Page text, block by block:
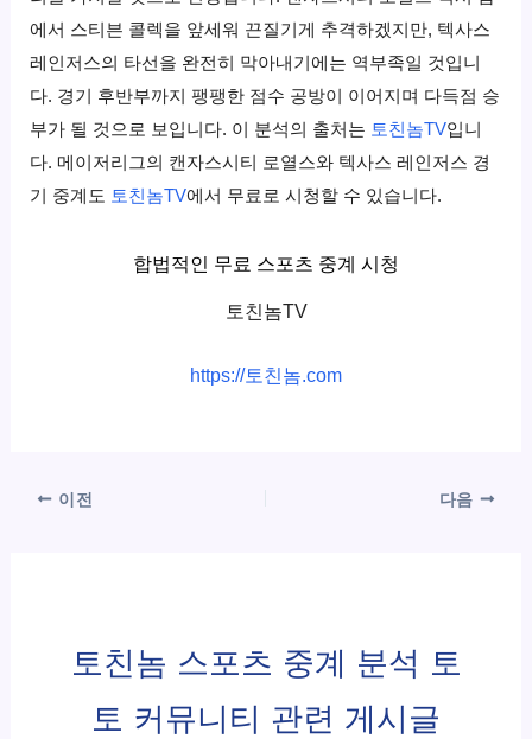
에서 스티븐 콜렉을 앞세워 끈질기게 추격하겠지만, 텍사스
레인저스의 타선을 완전히 막아내기에는 역부족일 것입니
다. 경기 후반부까지 팽팽한 점수 공방이 이어지며 다득점 승
부가 될 것으로 보입니다. 이 분석의 출처는 토친놈TV입니
다. 메이저리그의 캔자스시티 로열스와 텍사스 레인저스 경
기 중계도 토친놈TV에서 무료로 시청할 수 있습니다.
합법적인 무료 스포츠 중계 시청
토친놈TV
https://토친놈.com
이전 다음
토친놈 스포츠 중계 분석 토
토 커뮤니티 관련 게시글